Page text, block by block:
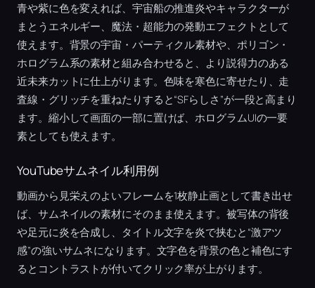
青や紫に色を変えれば、宇宙船の推進炎やキャラクターが
まとうエネルギー、魔法・超能力の発動エフェクトとして
使えます。背景の宇宙・パーティクル素材や、ポリゴン・
ホログラム系の素材と組み合わせると、より説得力のある
近未来カットに仕上がります。色味を寒色に寄せたり、走
査線・グリッチを重ねたりすると“SFらしさ”が一段と高まり
ます。縮小して画面の一部に置けば、ホログラムUIの一要
素としても使えます。
YouTubeサムネイル利用例
動画から見栄えのよいフレームを1枚静止画として書き出せ
ば、サムネイルの素材にそのまま使えます。被写体の背後
や足元に炎を合成し、タイトル文字を炎で挟むと“激アツ
感”の強いサムネになります。文字色を背景の色と補色にす
るとコントラストが付いてクリック率が上がります。